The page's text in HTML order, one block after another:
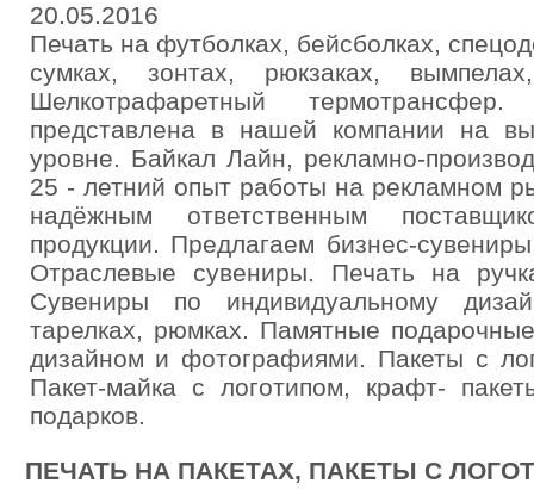
20.05.2016
Печать на футболках, бейсболках,
сумках, зонтах, рюкзаках,
Шелкотрафаретный
представлена в нашей компании на
уровне. Байкал Лайн, рекламно-
25 - летний опыт работы на рекламном
надёжным ответственным
продукции. Предлагаем бизнес-
Отраслевые сувениры. Печать на
Сувениры по индивидуальному
тарелках, рюмках. Памятные
дизайном и фотографиями. Пакеты с
Пакет-майка с логотипом, крафт-
подарков.
ПЕЧАТЬ НА ПАКЕТАХ, ПАКЕТЫ С